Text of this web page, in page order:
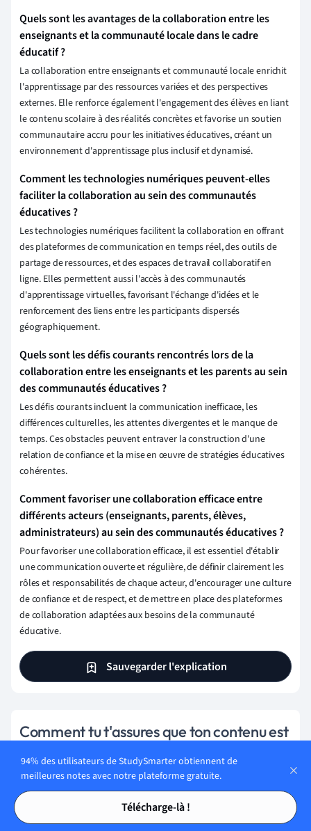
Tables des matières
Tables des matières
Quels sont les avantages de la collaboration entre les
enseignants et la communauté locale dans le cadre
éducatif ?
La collaboration entre enseignants et communauté locale enrichit
l'apprentissage par des ressources variées et des perspectives
externes. Elle renforce également l'engagement des élèves en liant
le contenu scolaire à des réalités concrètes et favorise un soutien
communautaire accru pour les initiatives éducatives, créant un
environnement d'apprentissage plus inclusif et dynamisé.
Comment les technologies numériques peuvent-elles
faciliter la collaboration au sein des communautés
éducatives ?
Les technologies numériques facilitent la collaboration en offrant
des plateformes de communication en temps réel, des outils de
partage de ressources, et des espaces de travail collaboratif en
ligne. Elles permettent aussi l'accès à des communautés
d'apprentissage virtuelles, favorisant l'échange d'idées et le
renforcement des liens entre les participants dispersés
géographiquement.
Quels sont les défis courants rencontrés lors de la
collaboration entre les enseignants et les parents au sein
des communautés éducatives ?
Les défis courants incluent la communication inefficace, les
différences culturelles, les attentes divergentes et le manque de
temps. Ces obstacles peuvent entraver la construction d'une
relation de confiance et la mise en œuvre de stratégies éducatives
cohérentes.
Comment favoriser une collaboration efficace entre
différents acteurs (enseignants, parents, élèves,
administrateurs) au sein des communautés éducatives ?
Pour favoriser une collaboration efficace, il est essentiel d'établir
une communication ouverte et régulière, de définir clairement les
rôles et responsabilités de chaque acteur, d'encourager une culture
de confiance et de respect, et de mettre en place des plateformes
de collaboration adaptées aux besoins de la communauté
éducative.
Sauvegarder l'explication
Comment tu t'assures que ton contenu est
précis et digne de confiance ?
Chez StudySmarter, tu as créé une plateforme
d'apprentissage qui sert des millions d'étudiants.
Rencontre les personnes qui travaillent dur pour fournir un
contenu basé sur des faits et pour veiller à ce qu'il soit
94% des utilisateurs de StudySmarter obtiennent de
meilleures notes avec notre plateforme gratuite.
Télécharge-là !